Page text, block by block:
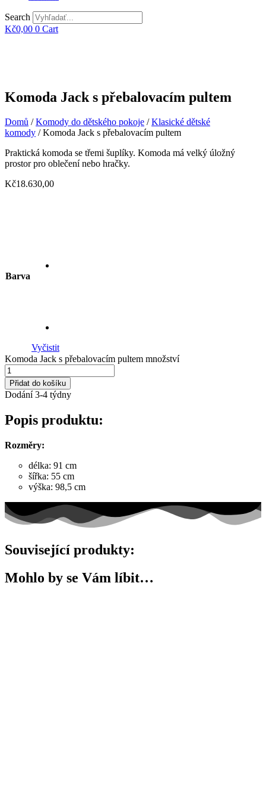
Search
Kč0,00 0 Cart
Komoda Jack s přebalovacím pultem
Domů /Komody do dětského pokoje /Klasické dětské
komody / Komoda Jack s přebalovacím pultem
Praktická komoda se třemi šuplíky. Komoda má velký úložný
prostor pro oblečení nebo hračky.
Kč18.630,00
Barva
Vyčistit
Komoda Jack s přebalovacím pultem množství
Přidat do košíku
Dodání 3-4 týdny
Popis produktu:
Rozměry:
délka: 91 cm
šířka: 55 cm
výška: 98,5 cm
Související produkty:
Mohlo by se Vám líbit…